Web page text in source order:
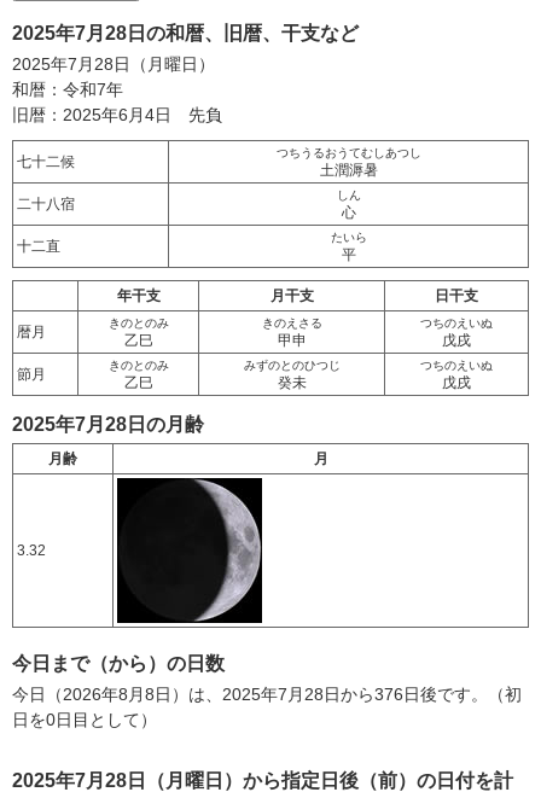
2025年7月28日の和暦、旧暦、干支など
2025年7月28日（月曜日）
和暦：令和7年
旧暦：2025年6月4日 先負
七十二候
つちうるおうてむしあつし
土潤溽暑
二十八宿
しん
心
十二直
たいら
平
年干支 月干支 日干支
暦月
きのとのみ
乙巳
きのえさる
甲申
つちのえいぬ
戊戌
節月
きのとのみ
乙巳
みずのとのひつじ
癸未
つちのえいぬ
戊戌
2025年7月28日の月齢
月齢 月
3.32
今日まで（から）の日数
今日（2026年8月8日）は、2025年7月28日から376日後です。（初
日を0日目として）
2025年7月28日（月曜日）から指定日後（前）の日付を計